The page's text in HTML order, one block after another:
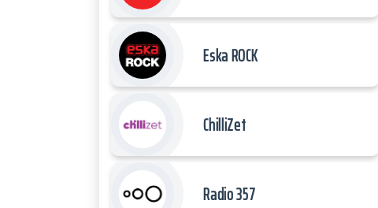
Eska ROCK
ChilliZet
Radio 357